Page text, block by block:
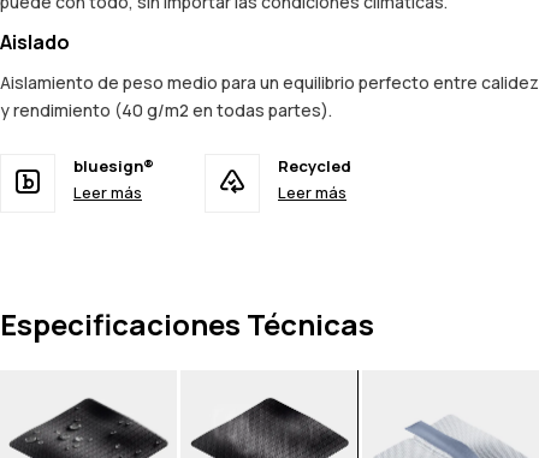
Aislado
Aislamiento de peso medio para un equilibrio perfecto entre calidez
y rendimiento (40 g/m2 en todas partes).
bluesign®
Leer más
Recycled
Leer más
Especificaciones Técnicas